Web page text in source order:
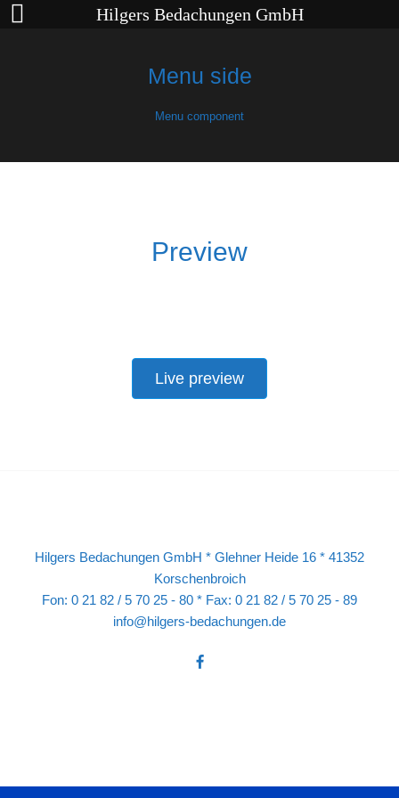
Menu side
Menu component
Preview
Live preview
Hilgers Bedachungen GmbH * Glehner Heide 16 * 41352
Korschenbroich
Fon: 0 21 82 / 5 70 25 - 80 * Fax: 0 21 82 / 5 70 25 - 89
info@hilgers-bedachungen.de
Hilgers Bedachungen GmbH